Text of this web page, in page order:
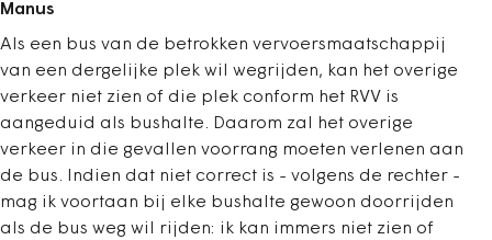
Manus
Als een bus van de betrokken vervoersmaatschappij
van een dergelijke plek wil wegrijden, kan het overige
verkeer niet zien of die plek conform het RVV is
aangeduid als bushalte. Daarom zal het overige
verkeer in die gevallen voorrang moeten verlenen aan
de bus. Indien dat niet correct is - volgens de rechter -
mag ik voortaan bij elke bushalte gewoon doorrijden
als de bus weg wil rijden: ik kan immers niet zien of